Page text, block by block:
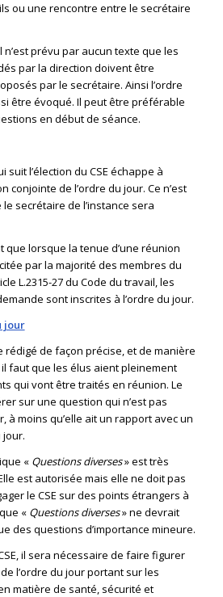
ou une rencontre entre le secrétaire
n’est prévu par aucun texte que les
par la direction doivent être
par le secrétaire. Ainsi l’ordre
être évoqué. Il peut être préférable
en début de séance.
l’élection du CSE échappe à
conjointe de l’ordre du jour. Ce n’est
secrétaire de l’instance sera
que lorsque la tenue d’une réunion
par la majorité des membres du
L.2315-27 du Code du travail, les
sont inscrites à l’ordre du jour.
jour
rédigé de façon précise, et de manière
faut que les élus aient pleinement
qui vont être traités en réunion. Le
sur une question qui n’est pas
à moins qu’elle ait un rapport avec un
jour.
« Questions diverses» est très
est autorisée mais elle ne doit pas
le CSE sur des points étrangers à
« Questions diverses» ne devrait
des questions d’importance mineure.
il sera nécessaire de faire figurer
l’ordre du jour portant sur les
matière de santé, sécurité et